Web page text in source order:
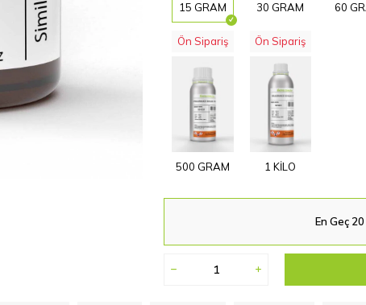
15 GRAM 30 GRAM 60
Ön Sipariş
500 GRAM
Ön Sipariş
1 KİLO
En Geç